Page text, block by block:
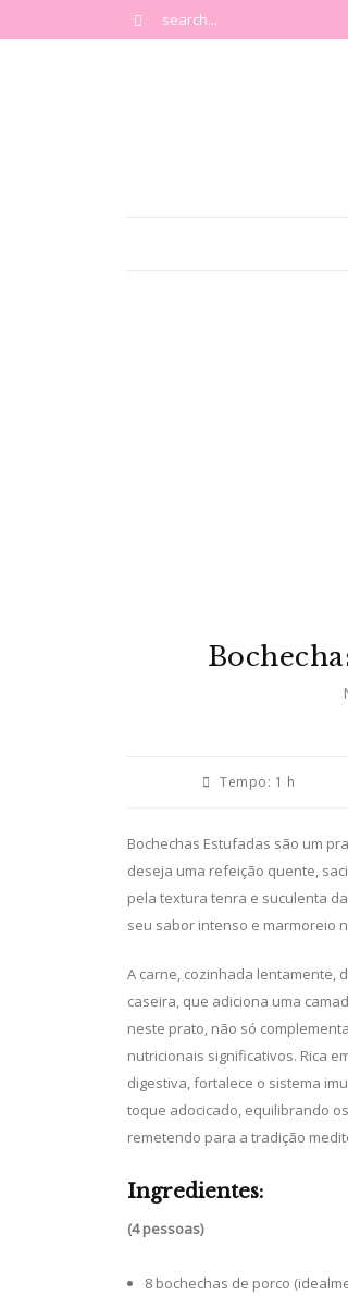
Tempo: 1 h
Bochechas Estufadas são um
deseja uma refeição quente,
pela textura tenra e suculenta
seu sabor intenso e marmoreio
A carne, cozinhada lentamente,
caseira, que adiciona uma
neste prato, não só
nutricionais significativos. Rica
digestiva, fortalece o sistema
toque adocicado, equilibrando
remetendo para a tradição
Ingredientes:
(4 pessoas)
8 bochechas de porco